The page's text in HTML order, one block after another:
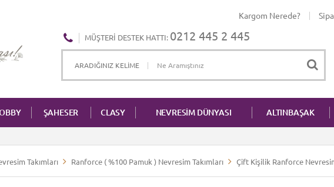
Kargom Nerede?
MÜŞTERI DESTEK HATTI: 0212 445 2 445
ŞAHESER CLASY NEVRESİM DÜNYASI ALTINBAŞAK
Takımları Ranforce ( %100 Pamuk ) Nevresim Takımları Çift Kişilik Ranforce